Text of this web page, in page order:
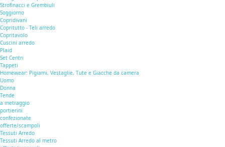
Strofinacci e Grembiuli
Soggiorno
Copridivani
Copritutto - Teli arredo
Copritavolo
Cuscini arredo
Plaid
Set Centri
Tappeti
Homewear: Pigiami, Vestaglie, Tute e Giacche da camera
Uomo
Donna
Tende
a metraggio
portierini
confezionate
offerte/scampoli
Tessuti Arredo
Tessuti Arredo al metro